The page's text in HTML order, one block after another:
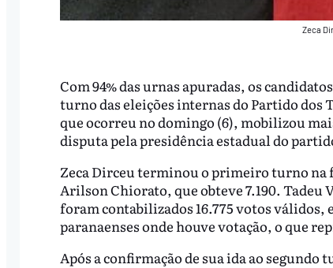
Zeca
Com 94% das urnas apuradas, os
turno das eleições internas do Partido
que ocorreu no domingo (6), mobilizou
disputa pela presidência estadual do
Zeca Dirceu terminou o primeiro turno na
Arilson Chiorato, que obteve 7.190. Tadeu
foram contabilizados 16.775 votos válidos,
paranaenses onde houve votação, o que
Após a confirmação de sua ida ao